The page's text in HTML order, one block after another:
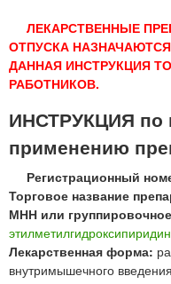
ЛЕКАРСТВЕННЫЕ
ОТПУСКА
ДАННАЯ ИНСТРУКЦИЯ
РАБОТНИКОВ.
ИНСТРУКЦИЯ по
применению
Регистрационный
Торговое название
МНН или
Лекарственная форма:
внутримышечного введения